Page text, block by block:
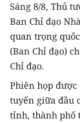
Sáng 8/8, Thủ
Ban Chỉ đạo
quan trọng
(Ban Chỉ đạo)
Chỉ đạo.
Phiên họp
tuyến giữa đầu
tỉnh, thành phố